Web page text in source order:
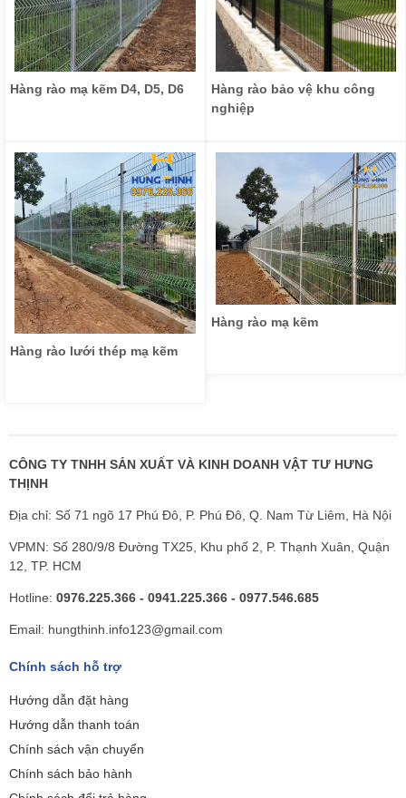
Hàng rào mạ kẽm D4, D5, D6
Hàng rào bảo vệ khu công
nghiệp
Hàng rào lưới thép mạ kẽm
Hàng rào mạ kẽm
CÔNG TY TNHH SẢN XUẤT VÀ KINH DOANH VẬT TƯ HƯNG
THỊNH
Địa chỉ: Số 71 ngõ 17 Phú Đô, P. Phú Đô, Q. Nam Từ Liêm, Hà Nội
VPMN: Số 280/9/8 Đường TX25, Khu phố 2, P. Thạnh Xuân, Quận
12, TP. HCM
Hotline: 0976.225.366 - 0941.225.366 - 0977.546.685
Email: hungthinh.info123@gmail.com
Chính sách hỗ trợ
Hướng dẫn đặt hàng
Hướng dẫn thanh toán
Chính sách vận chuyển
Chính sách bảo hành